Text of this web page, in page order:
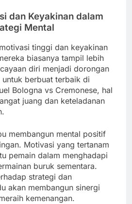
dan Keyakinan dalam
Mental
tinggi dan keyakinan
biasanya tampil lebih
diri menjadi dorongan
berbuat terbaik di
Bologna vs Cremonese, hal
juang dan keteladanan
membangun mental positif
Motivasi yang tertanam
pemain dalam menghadapi
buruk sementara.
strategi dan
akan membangun sinergi
kemenangan.